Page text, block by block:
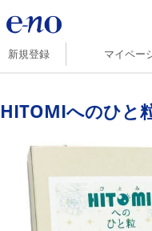
新規登録 マイペー
HITOMIへのひと